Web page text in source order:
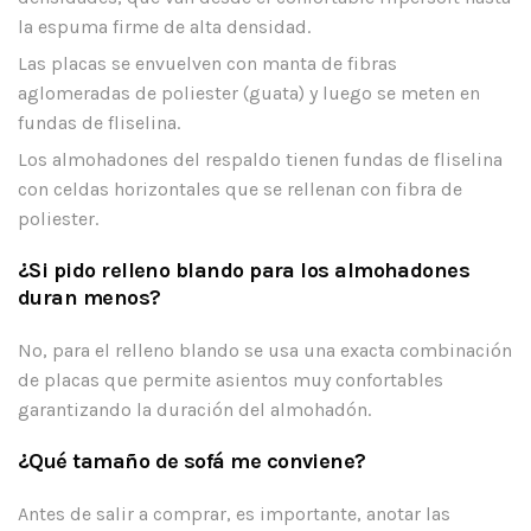
la espuma firme de alta densidad.
Las placas se envuelven con manta de fibras
aglomeradas de poliester (guata) y luego se meten en
fundas de fliselina.
Los almohadones del respaldo tienen fundas de fliselina
con celdas horizontales que se rellenan con fibra de
poliester.
¿Si pido relleno blando para los almohadones
duran menos?
No, para el relleno blando se usa una exacta combinación
de placas que permite asientos muy confortables
garantizando la duración del almohadón.
¿Qué tamaño de sofá me conviene?
Antes de salir a comprar, es importante, anotar las